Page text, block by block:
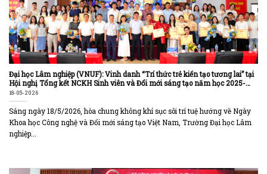
Đại học Lâm nghiệp (VNUF): Vinh danh “Trí thức trẻ kiến tạo tương lai” tại
Hội nghị Tổng kết NCKH Sinh viên và Đổi mới sáng tạo năm học 2025-
2026
18-05-2026
Sáng ngày 18/5/2026, hòa chung không khí sục sôi trí tuệ hướng về Ngày
Khoa học Công nghệ và Đổi mới sáng tạo Việt Nam, Trường Đại học Lâm
nghiệp...